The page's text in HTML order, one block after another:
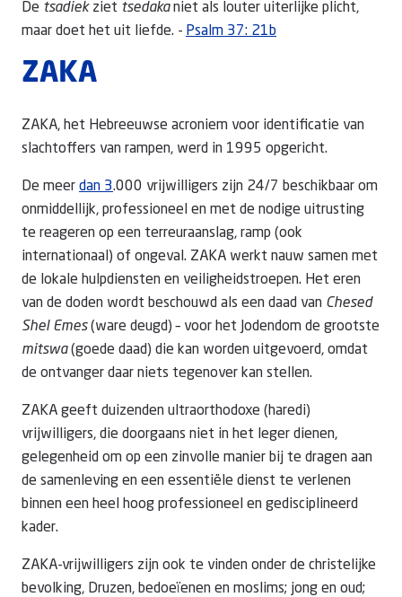
De tsadiekziet tsedakaniet als louter uiterlijke plicht,
maar doet het uit liefde. - Psalm 37: 21b
ZAKA
ZAKA, het Hebreeuwse acroniem voor identificatie van
slachtoffers van rampen, werd in 1995 opgericht.
De meer dan 3.000 vrijwilligers zijn 24/7 beschikbaar om
onmiddellijk, professioneel en met de nodige uitrusting
te reageren op een terreuraanslag, ramp (ook
internationaal) of ongeval. ZAKA werkt nauw samen met
de lokale hulpdiensten en veiligheidstroepen. Het eren
van de doden wordt beschouwd als een daad van Chesed
Shel Emes(ware deugd) – voor het Jodendom de grootste
mitswa(goede daad) die kan worden uitgevoerd, omdat
de ontvanger daar niets tegenover kan stellen.
ZAKA geeft duizenden ultraorthodoxe (haredi)
vrijwilligers, die doorgaans niet in het leger dienen,
gelegenheid om op een zinvolle manier bij te dragen aan
de samenleving en een essentiële dienst te verlenen
binnen een heel hoog professioneel en gedisciplineerd
kader.
ZAKA-vrijwilligers zijn ook te vinden onder de christelijke
bevolking, Druzen, bedoeïenen en moslims; jong en oud;